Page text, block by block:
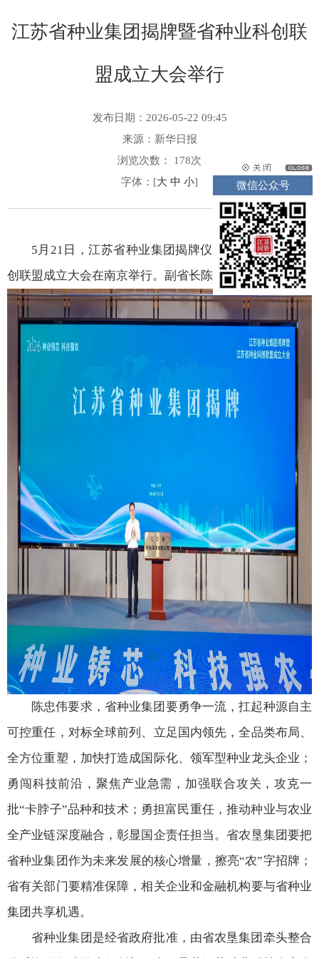
江苏省种业集团揭牌暨省种业科创联
盟成立大会举行
发布日期：2026-05-22 09:45
来源： 新华日报
浏览次数：
178次
字体：[大 中 小]
5月21日，江苏省种业集团揭牌仪式暨江苏省种业科
创联盟成立大会在南京举行。副省长陈忠伟出席并揭牌。
陈忠伟要求，省种业集团要勇争一流，扛起种源自主
可控重任，对标全球前列、立足国内领先，全品类布局、
全方位重塑，加快打造成国际化、领军型种业龙头企业；
勇闯科技前沿，聚焦产业急需，加强联合攻关，攻克一
批“卡脖子”品种和技术；勇担富民重任，推动种业与农业
全产业链深度融合，彰显国企责任担当。省农垦集团要把
省种业集团作为未来发展的核心增量，擦亮“农”字招牌；
省有关部门要精准保障，相关企业和金融机构要与省种业
集团共享机遇。
省种业集团是经省政府批准，由省农垦集团牵头整合
微信公众号